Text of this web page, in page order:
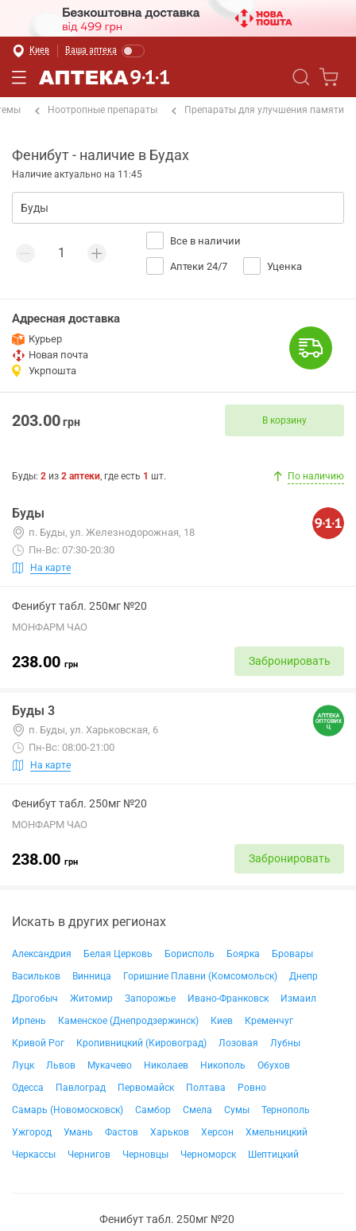
Киев Ваша аптека
Ноотропные препараты Препараты для улучшения памяти
Фенибут - наличие в Будах
Наличие актуально на 11:45
Все в наличии
Аптеки 24/7 Уценка
Адресная доставка
Курьер
Новая почта
Укрпошта
203.00грн В корзину
Буды: 2 из 2 аптеки, где есть 1 шт. По наличию
Буды
п. Буды, ул. Железнодорожная, 18
Пн-Вс: 07:30-20:30
На карте
Фенибут табл. 250мг №20
МОНФАРМ ЧАО
238.00 грн Забронировать
Буды 3
п. Буды, ул. Харьковская, 6
Пн-Вс: 08:00-21:00
На карте
Фенибут табл. 250мг №20
МОНФАРМ ЧАО
238.00 грн Забронировать
Искать в других регионах
Александрия Белая Церковь Борисполь Боярка
Бровары
Васильков
Винница Горишние Плавни (Комсомольск)
Днепр
Дрогобыч
Житомир Запорожье Ивано-Франковск
Измаил
Ирпень
Каменское (Днепродзержинск) Киев
Кременчуг
Кривой Рог
Кропивницкий (Кировоград) Лозовая
Лубны
Луцк
Львов Мукачево Николаев Никополь
Обухов
Одесса
Павлоград Первомайск Полтава
Ровно
Самарь (Новомосковск)
Самбор Смела Сумы
Тернополь
Ужгород
Умань Фастов Харьков Херсон
Хмельницкий
Черкассы
Чернигов Черновцы Черноморск Шептицкий
Фенибут табл. 250мг №20